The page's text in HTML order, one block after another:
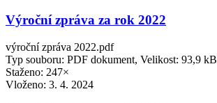
Výroční zpráva za rok 2022
výroční zpráva 2022.pdf
Typ souboru: PDF dokument, Velikost: 93,9 kB
Staženo: 247×
Vloženo: 3. 4. 2024